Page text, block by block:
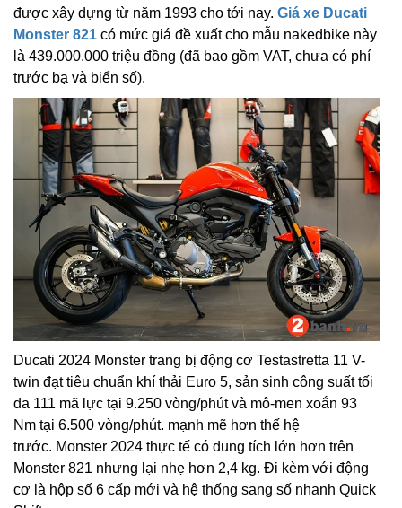
được xây dựng từ năm 1993 cho tới nay. Giá xe Ducati
Monster 821 có mức giá đề xuất cho mẫu nakedbike này
là 439.000.000 triệu đồng (đã bao gồm VAT, chưa có phí
trước bạ và biển số).
Ducati 2024 Monster trang bị động cơ Testastretta 11 V-
twin đạt tiêu chuẩn khí thải Euro 5, sản sinh công suất tối
đa 111 mã lực tại 9.250 vòng/phút và mô-men xoắn 93
Nm tại 6.500 vòng/phút. mạnh mẽ hơn thế hệ
trước. Monster 2024 thực tế có dung tích lớn hơn trên
Monster 821 nhưng lại nhẹ hơn 2,4 kg. Đi kèm với động
cơ là hộp số 6 cấp mới và hệ thống sang số nhanh Quick